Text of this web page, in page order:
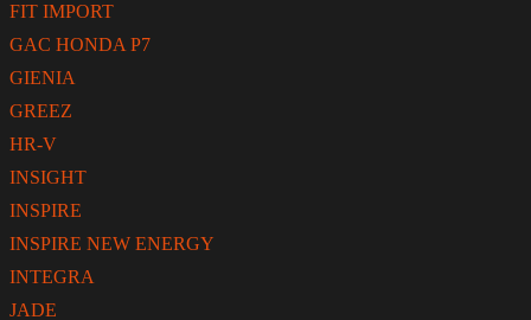
FIT IMPORT
GAC HONDA P7
GIENIA
GREEZ
HR-V
INSIGHT
INSPIRE
INSPIRE NEW ENERGY
INTEGRA
JADE